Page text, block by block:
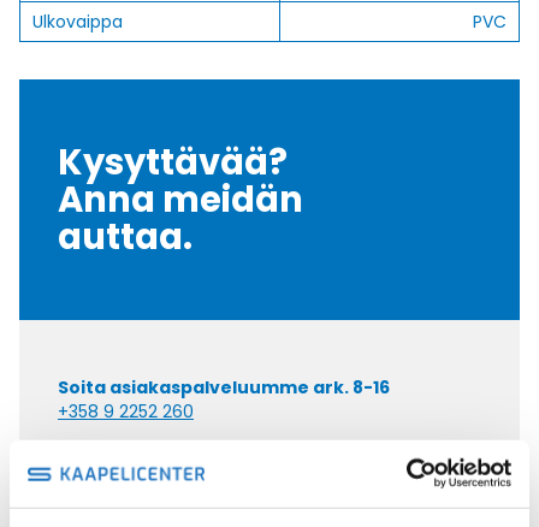
Ulkovaippa
PVC
Kysyttävää?
Anna meidän
auttaa.
Soita asiakaspalveluumme ark. 8-16
+358 9 2252 260
Tai lähetä sähköpostia